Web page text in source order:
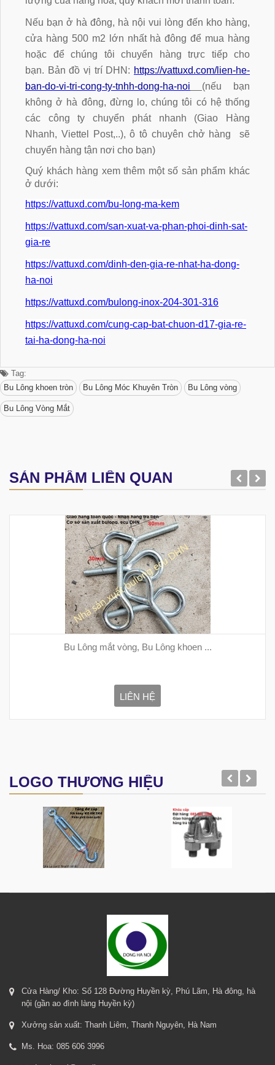
Nếu bạn ở hà đông, hà nội vui lòng đến kho hàng,
cửa hàng 500 m2 lớn nhất hà đông để mua hàng
hoặc để chúng tôi chuyển hàng trực tiếp cho
bạn. Bản đồ vị trí DHN: https://vattuxd.com/lien-he-
ban-do-vi-tri-cong-ty-tnhh-dong-ha-noi
(nếu bạn
không ở hà đông, đừng lo, chúng tôi có hệ thống
các công ty chuyển phát nhanh (Giao Hàng
Nhanh, Viettel Post,..), ô tô chuyên chở hàng sẽ
chuyển hàng tận nơi cho bạn)
Quý khách hàng xem thêm một số sản phẩm khác
ở dưới:
https://vattuxd.com/bu-long-ma-kem
https://vattuxd.com/san-xuat-va-phan-phoi-dinh-sat-
gia-re
https://vattuxd.com/dinh-den-gia-re-nhat-ha-dong-
ha-noi
https://vattuxd.com/bulong-inox-204-301-316
https://vattuxd.com/cung-cap-bat-chuon-d17-gia-re-
tai-ha-dong-ha-noi
Tag:
Bu Lông khoen tròn
Bu Lông Móc Khuyên Tròn Bu Lông vòng
Bu Lông Vòng Mắt
SẢN PHẨM LIÊN QUAN
Bu Lông mắt vòng, Bu Lông khoen ...
LIÊN HỆ
LOGO THƯƠNG HIỆU
Cửa Hàng/ Kho: Số 128 Đường Huyền kỳ, Phú Lãm, Hà đông, hà
nội (gần ao đình làng Huyền kỳ)
Xưởng sản xuất: Thanh Liêm, Thanh Nguyên, Hà Nam
Ms. Hoa: 085 606 3996